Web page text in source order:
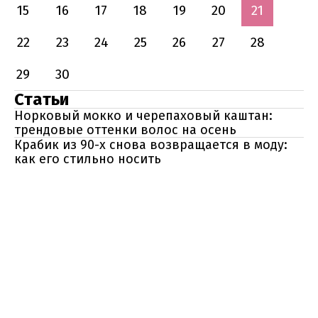
15 16 17 18 19 20
21
22
23 24 25 26 27
28
29
30
Статьи
Норковый мокко и черепаховый каштан:
трендовые оттенки волос на осень
Крабик из 90-х снова возвращается в моду:
как его стильно носить